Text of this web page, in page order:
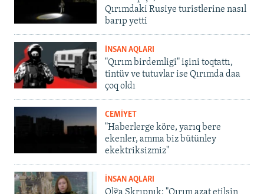
Qırımdaki Rusiye turistlerine nasıl
barıp yetti
İNSAN AQLARI
"Qırım birdemligi" işini toqtattı,
tintüv ve tutuvlar ise Qırımda daa
çoq oldı
CEMİYET
"Haberlerge köre, yarıq bere
ekenler, amma biz bütünley
ekektriksizmiz"
İNSAN AQLARI